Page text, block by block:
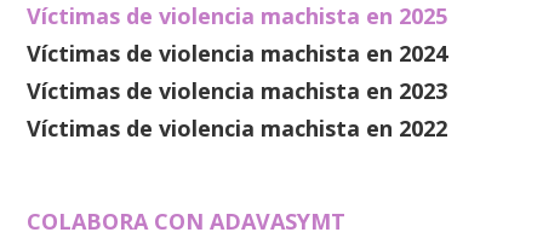
Víctimas de violencia machista en 2025
Víctimas de violencia machista en 2024
Víctimas de violencia machista en 2023
Víctimas de violencia machista en 2022
COLABORA CON ADAVASYMT